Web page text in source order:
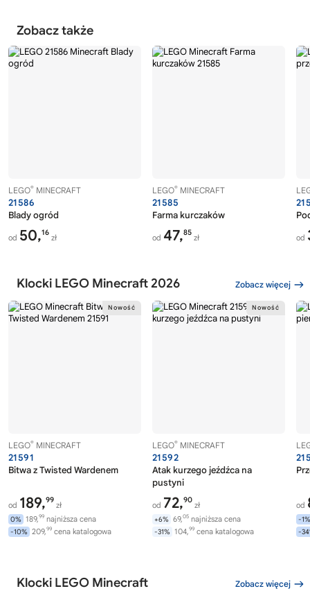
Zobacz także
LEGO® MINECRAFT
21586
Blady ogród
od 50,16
zł
LEGO® MINECRAFT
21585
Farma kurczaków
od 47,85
zł od
Klocki LEGO Minecraft 2026 Zobacz więcej
LEGO® MINECRAFT
21591
Bitwa z Twisted Wardenem
od 189,99
zł
0% 189,99 najniższa cena
-10% 209,99 cena katalogowa
LEGO® MINECRAFT
21592
Atak kurzego jeźdźca na
pustyni
od 72,90
zł
+6% 69,05 najniższa cena
-31% 104,99 cena katalogowa
od
-1%
-
Klocki LEGO Minecraft Zobacz więcej